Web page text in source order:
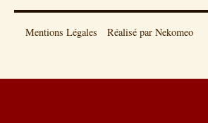
Mentions Légales Réalisé par Nekomeo